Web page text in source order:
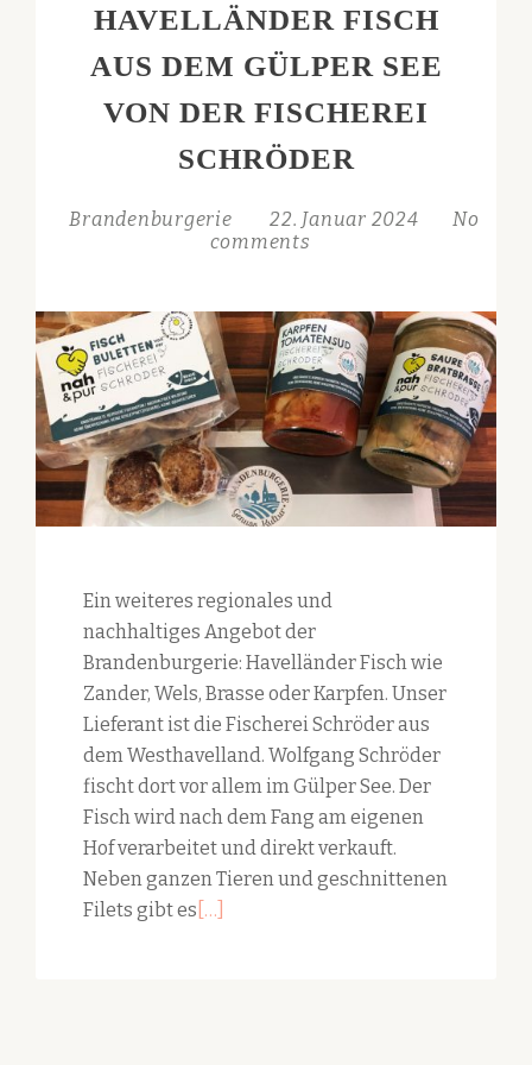
HAVELLÄNDER FISCH
AUS DEM GÜLPER SEE
VON DER FISCHEREI
SCHRÖDER
Brandenburgerie 22. Januar 2024
No
comments
Ein weiteres regionales und
nachhaltiges Angebot der
Brandenburgerie: Havelländer Fisch wie
Zander, Wels, Brasse oder Karpfen. Unser
Lieferant ist die Fischerei Schröder aus
dem Westhavelland. Wolfgang Schröder
fischt dort vor allem im Gülper See. Der
Fisch wird nach dem Fang am eigenen
Hof verarbeitet und direkt verkauft.
Neben ganzen Tieren und geschnittenen
Filets gibt es Read
[…]